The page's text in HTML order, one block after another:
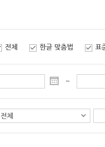
전체 한글 맞춤법 표
~